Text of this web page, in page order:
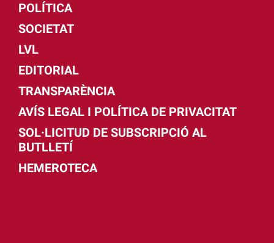
POLÍTICA
SOCIETAT
LVL
EDITORIAL
TRANSPARÈNCIA
AVÍS LEGAL I POLÍTICA DE PRIVACITAT
SOL·LICITUD DE SUBSCRIPCIÓ AL
BUTLLETÍ
HEMEROTECA